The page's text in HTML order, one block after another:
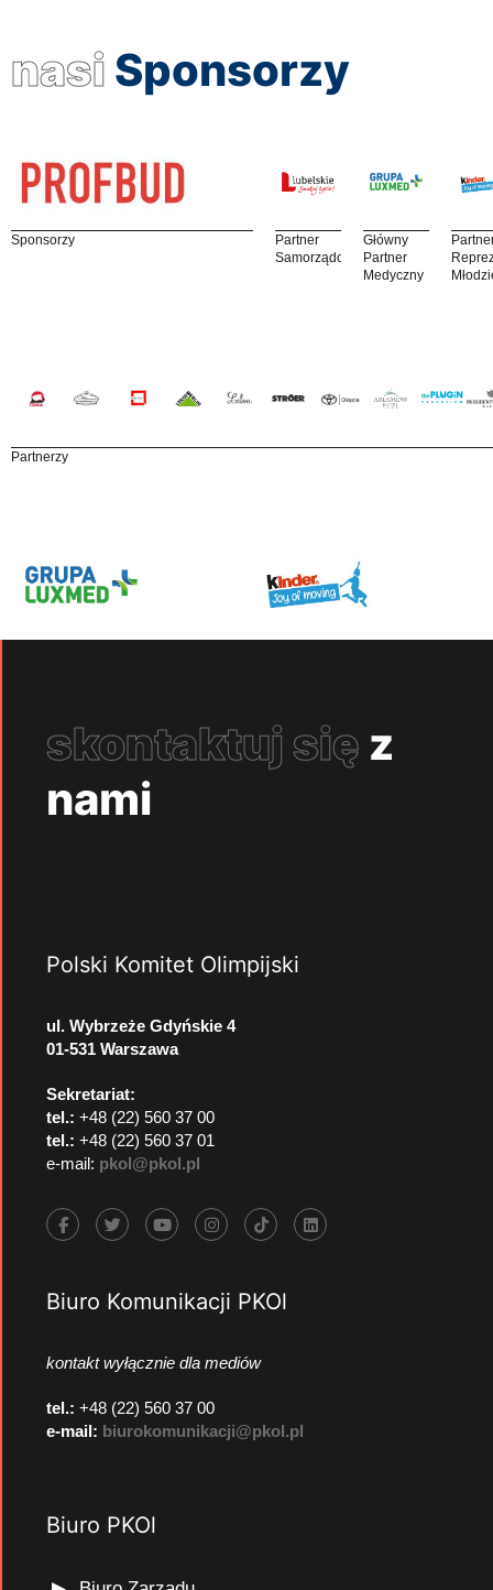
nasi Sponsorzy
Sponsorzy
Partner
Samorządowy
Główny
Partner
Medyczny
Partnerzy
skontaktuj się z
nami
Polski Komitet Olimpijski
ul. Wybrzeże Gdyńskie 4
01-531 Warszawa
Sekretariat:
tel.: +48 (22) 560 37 00
tel.: +48 (22) 560 37 01
e-mail: pkol@pkol.pl
Biuro Komunikacji PKOl
kontakt wyłącznie dla mediów
tel.: +48 (22) 560 37 00
e-mail: biurokomunikacji@pkol.pl
Biuro PKOl